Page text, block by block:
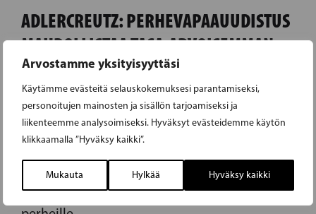
Arvostamme yksityisyyttäsi
Käytämme evästeitä selauskokemuksesi parantamiseksi,
personoitujen mainosten ja sisällön tarjoamiseksi ja
liikenteemme analysoimiseksi. Hyväksyt evästeidemme käytön
klikkaamalla ”Hyväksy kaikki”.
Mukauta Hylkää Hyväksy kaikki
ADLERCREUTZ: PERHEVAPAAUUDISTUS
MAHDOLLISTAA TASA-ARVOISEMMAN
TYÖELÄMÄN
Tänään perhevapaauudistuksen käsittely
alkaa eduskunnassa. Ruotsalaisen
eduskuntaryhmän puheenjohtaja Anders
Adlercreutz on tyytyväinen siihen, että
uudistus etenee ja painottaa sen merkitystä